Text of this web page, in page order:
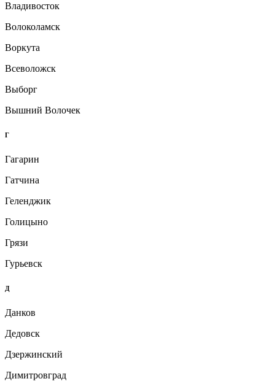
Владивосток
Волоколамск
Воркута
Всеволожск
Выборг
Вышний Волочек
Г
Гагарин
Гатчина
Геленджик
Голицыно
Грязи
Гурьевск
Д
Данков
Дедовск
Дзержинский
Димитровград